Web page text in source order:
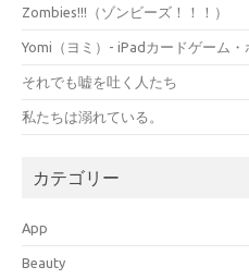
Zombies!!!（ゾンビーズ！！！）
Yomi（ヨミ）- iPadカードゲーム・
それでも嘘を吐く人たち
私たちは溺れている。
カテゴリー
App
Beauty